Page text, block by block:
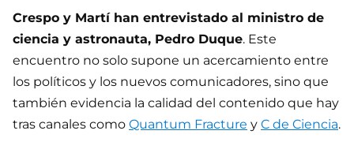
Crespo y Martí han entrevistado al ministro de
ciencia y astronauta, Pedro Duque. Este
encuentro no solo supone un acercamiento entre
los políticos y los nuevos comunicadores, sino que
también evidencia la calidad del contenido que hay
tras canales como Quantum Fracture y C de Ciencia.